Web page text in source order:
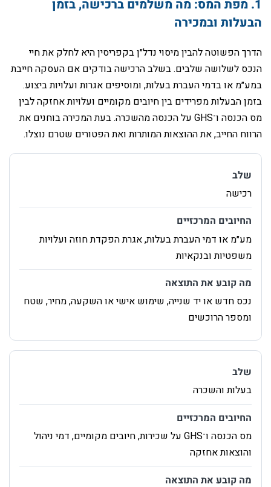
‏1. מפת המס: מה משלמים ברכישה, בזמן
הבעלות ובמכירה
‏הדרך הפשוטה להבין מיסוי נדל״ן בקפריסין היא לחלק את חיי
הנכס לשלושה שלבים. בשלב הרכישה בודקים אם העסקה חייבת
במע״מ או בדמי העברת בעלות, ומוסיפים אגרות ועלויות ביצוע.
בזמן הבעלות מפרידים בין חיובים מקומיים ועלויות אחזקה לבין
מס הכנסה ו־GHS על הכנסה מהשכרה. בעת המכירה בוחנים את
הרווח החייב, את ההוצאות המותרות ואת הפטורים שטרם נוצלו.
‏שלב
‏רכישה
‏מע״מ או דמי העברת בעלות, אגרת הפקדת חוזה ועלויות
משפטיות ובנקאיות
‏נכס חדש או יד שנייה, שימוש אישי או השקעה, מחיר, שטח
ומספר הרוכשים
‏בעלות והשכרה
‏מס הכנסה ו־GHS על שכירות, חיובים מקומיים, דמי ניהול
והוצאות אחזקה